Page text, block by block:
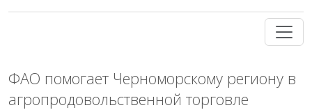
ФАО помогает Черноморскому региону в
агропродовольственной торговле